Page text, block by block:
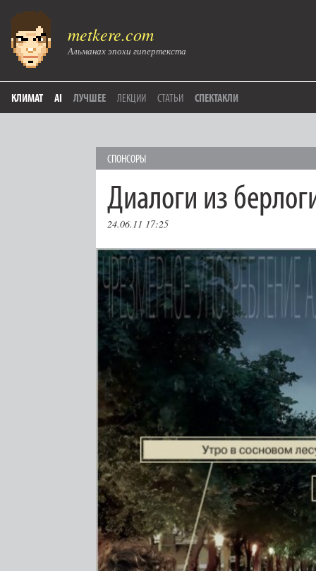
metkere.com
Альманах эпохи гипертекста
КЛИМАТ AI ЛУЧШЕЕ ЛЕКЦИИ СТАТЬИ СПЕКТАКЛИ
СПОНСОРЫ
Диалоги из
24.06.11 17:25